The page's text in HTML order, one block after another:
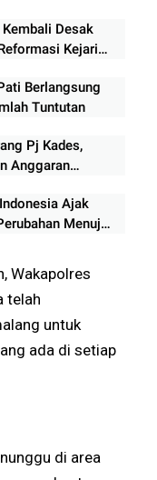
Desak
Kejari
Berlangsung
Tuntutan
Pj Kades,
Anggaran
Ajak
Menuju
Wakapolres
telah
untuk
ada di setiap
di area